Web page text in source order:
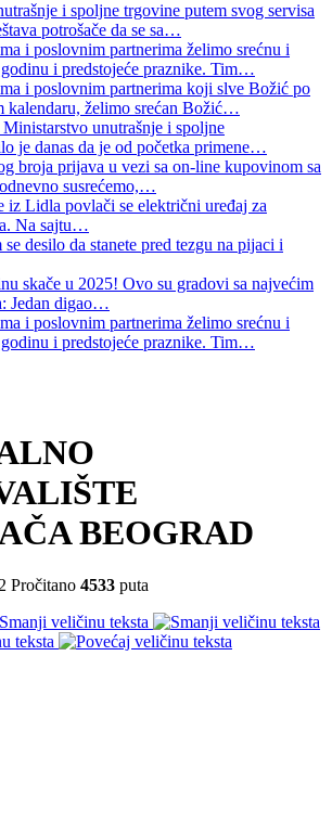
i spoljne trgovine putem svog servisa
potrošače da se sa…
i poslovnim partnerima želimo srećnu i
i predstojeće praznike. Tim…
i poslovnim partnerima koji slve Božić po
kalendaru, želimo srećan Božić…
unutrašnje i spoljne
je danas da je od početka primene…
broja prijava u vezi sa on-line kupovinom sa
susrećemo,…
iz Lidla povlači se električni uređaj za
Na sajtu…
desilo da stanete pred tezgu na pijaci i
skače u 2025! Ovo su gradovi sa najvećim
Jedan digao…
i poslovnim partnerima želimo srećnu i
i predstojeće praznike. Tim…
BEOGRAD
Pročitano 4533 puta
Smanji veličinu teksta
teksta